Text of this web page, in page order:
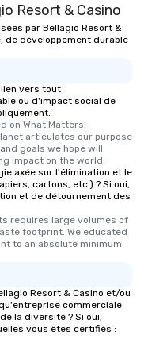
Resort & Casino
par Bellagio Resort &
de développement durable
vers tout
ou d'impact social de
on What Matters:
articulates our purpose
goals we hope will
impact on the world.
axée sur l'élimination et le
cartons, etc.) ? Si oui,
et de détournement des
requires large volumes of
footprint. We educated
to an absolute minimum
Resort & Casino et/ou
commerciale
la diversité ? Si oui,
vous êtes certifiés :